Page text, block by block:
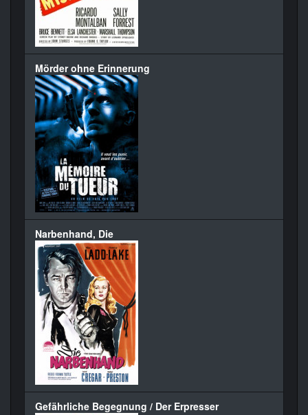
Mörder ohne Erinnerung
Narbenhand, Die
Gefährliche Begegnung / Der Erpresser